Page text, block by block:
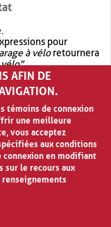
pour
à véloretournera
vélo".
OR.garage OR vélo
garage à vélo
AFIN DE
témoins de connexion
une meilleure
vous acceptez
aux conditions
connexion en modifiant
sur le recours aux